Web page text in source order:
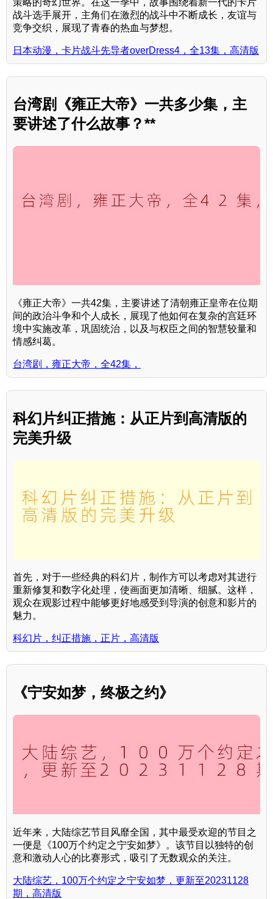
战斗选手展开，主角们在激烈的战斗中不断成长，友谊与
竞争交织，展现了青春的热血与梦想。
日本动漫，卡片战斗先导者overDress4，全13集，高清版
台湾剧《雍正大帝》一共多少集，主
要讲述了什么故事？**
《雍正大帝》一共42集，主要讲述了清朝雍正皇帝在位期
间的政治斗争和个人成长，展现了他如何在复杂的宫廷环
境中实施改革，巩固统治，以及与权臣之间的智慧较量和
情感纠葛。
台湾剧，雍正大帝，全42集，
科幻片纠正措施：从正片到高清版的
完美升级
首先，对于一些经典的科幻片，制作方可以考虑对其进行
重新修复和数字化处理，使画面更加清晰、细腻。这样，
观众在观影过程中能够更好地感受到导演的创意和影片的
魅力。
科幻片，纠正措施，正片，高清版
《宁安如梦，终极之约》
近年来，大陆综艺节目风靡全国，其中最受欢迎的节目之
一便是《100万个约定之宁安如梦》。该节目以独特的创
意和激动人心的比赛形式，吸引了无数观众的关注。
大陆综艺，100万个约定之宁安如梦，更新至20231128
期，高清版